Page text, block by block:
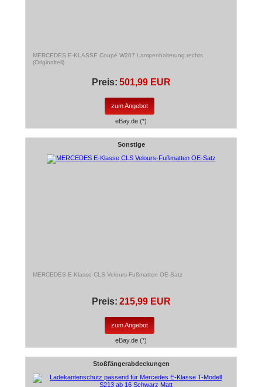
MERCEDES E-KLASSE Coupé W207 Lampenhalterung rechts
(Originalteil)
Preis: 501,99 EUR
zum Angebot
eBay.de (*)
Sonstige
MERCEDES E-Klasse CLS Velours-Fußmatten OE-Satz
Preis: 215,99 EUR
zum Angebot
eBay.de (*)
Stoßfängerabdeckungen